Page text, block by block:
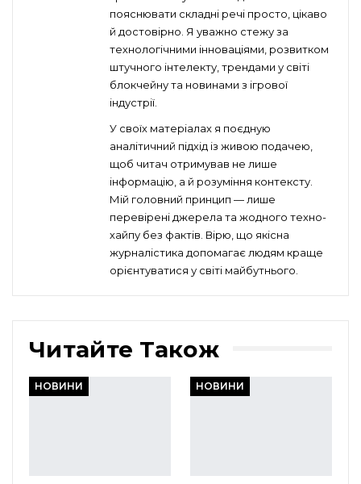
пояснювати складні речі просто, цікаво
й достовірно. Я уважно стежу за
технологічними інноваціями, розвитком
штучного інтелекту, трендами у світі
блокчейну та новинами з ігрової
індустрії.
У своїх матеріалах я поєдную
аналітичний підхід із живою подачею,
щоб читач отримував не лише
інформацію, а й розуміння контексту.
Мій головний принцип — лише
перевірені джерела та жодного техно-
хайпу без фактів. Вірю, що якісна
журналістика допомагає людям краще
орієнтуватися у світі майбутнього.
Читайте Також
НОВИНИ НОВИНИ